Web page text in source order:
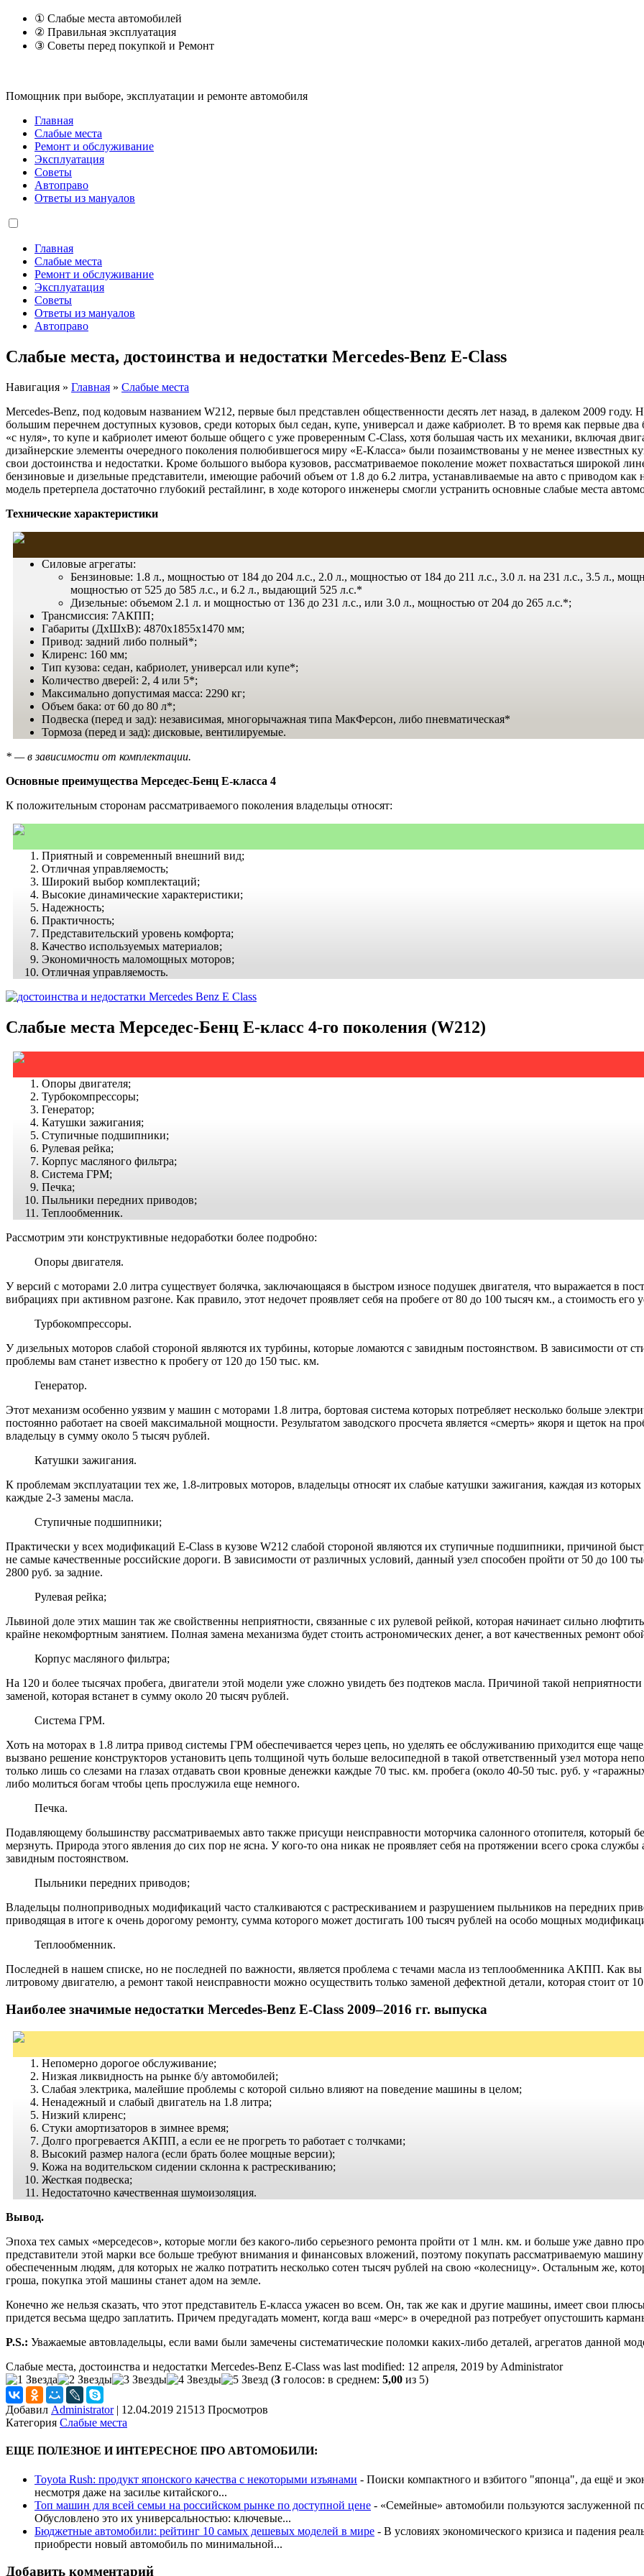
① Слабые места автомобилей
② Правильная эксплуатация
③ Советы перед покупкой и Ремонт
Помощник при выборе, эксплуатации и ремонте автомобиля
Главная
Слабые места
Ремонт и обслуживание
Эксплуатация
Советы
Автоправо
Ответы из мануалов
Главная
Слабые места
Ремонт и обслуживание
Эксплуатация
Советы
Ответы из мануалов
Автоправо
Слабые места, достоинства и недостатки Mercedes-Benz E-Class
Навигация » Главная » Слабые места
Mercedes-Benz, под кодовым названием W212, первые был представлен общественности десять лет назад, в далеком 2009 году.
большим перечнем доступных кузовов, среди которых был седан, купе, универсал и даже кабриолет. В то время как первые
«с нуля», то купе и кабриолет имеют больше общего с уже проверенным C-Class, хотя большая часть их механики, включая
дизайнерские элементы очередного поколения полюбившегося миру «Е-Класса» были позаимствованы у не менее известных
свои достоинства и недостатки. Кроме большого выбора кузовов, рассматриваемое поколение может похвастаться широкой
бензиновые и дизельные представители, имеющие рабочий объем от 1.8 до 6.2 литра, устанавливаемые на авто с приводом
модель претерпела достаточно глубокий рестайлинг, в ходе которого инженеры смогли устранить основные слабые места
Технические характеристики
Силовые агрегаты:
Бензиновые: 1.8 л., мощностью от 184 до 204 л.с., 2.0 л., мощностью от 184 до 211 л.с., 3.0 л. на 231 л.с., 3.5 л.,
мощностью от 525 до 585 л.с., и 6.2 л., выдающий 525 л.с.*
Дизельные: объемом 2.1 л. и мощностью от 136 до 231 л.с., или 3.0 л., мощностью от 204 до 265 л.с.*;
Трансмиссия: 7АКПП;
Габариты (ДхШхВ): 4870х1855х1470 мм;
Привод: задний либо полный*;
Клиренс: 160 мм;
Тип кузова: седан, кабриолет, универсал или купе*;
Количество дверей: 2, 4 или 5*;
Максимально допустимая масса: 2290 кг;
Объем бака: от 60 до 80 л*;
Подвеска (перед и зад): независимая, многорычажная типа МакФерсон, либо пневматическая*
Тормоза (перед и зад): дисковые, вентилируемые.
* — в зависимости от комплектации.
Основные преимущества Мерседес-Бенц Е-класса 4
К положительным сторонам рассматриваемого поколения владельцы относят:
Приятный и современный внешний вид;
Отличная управляемость;
Широкий выбор комплектаций;
Высокие динамические характеристики;
Надежность;
Практичность;
Представительский уровень комфорта;
Качество используемых материалов;
Экономичность маломощных моторов;
Отличная управляемость.
Слабые места Мерседес-Бенц Е-класс 4-го поколения (W212)
Опоры двигателя;
Турбокомпрессоры;
Генератор;
Катушки зажигания;
Ступичные подшипники;
Рулевая рейка;
Корпус масляного фильтра;
Система ГРМ;
Печка;
Пыльники передних приводов;
Теплообменник.
Рассмотрим эти конструктивные недоработки более подробно:
Опоры двигателя.
У версий с моторами 2.0 литра существует болячка, заключающаяся в быстром износе подушек двигателя, что выражается в
вибрациях при активном разгоне. Как правило, этот недочет проявляет себя на пробеге от 80 до 100 тысяч км., а стоимость его
Турбокомпрессоры.
У дизельных моторов слабой стороной являются их турбины, которые ломаются с завидным постоянством. В зависимости от
проблемы вам станет известно к пробегу от 120 до 150 тыс. км.
Генератор.
Этот механизм особенно уязвим у машин с моторами 1.8 литра, бортовая система которых потребляет несколько больше
постоянно работает на своей максимальной мощности. Результатом заводского просчета является «смерть» якоря и щеток на
владельцу в сумму около 5 тысяч рублей.
Катушки зажигания.
К проблемам эксплуатации тех же, 1.8-литровых моторов, владельцы относят их слабые катушки зажигания, каждая из
каждые 2-3 замены масла.
Ступичные подшипники;
Практически у всех модификаций E-Class в кузове W212 слабой стороной являются их ступичные подшипники, причиной
не самые качественные российские дороги. В зависимости от различных условий, данный узел способен пройти от 50 до 100
2800 руб. за задние.
Рулевая рейка;
Львиной доле этих машин так же свойственны неприятности, связанные с их рулевой рейкой, которая начинает сильно
крайне некомфортным занятием. Полная замена механизма будет стоить астрономических денег, а вот качественных ремонт
Корпус масляного фильтра;
На 120 и более тысячах пробега, двигатели этой модели уже сложно увидеть без подтеков масла. Причиной такой
заменой, которая встанет в сумму около 20 тысяч рублей.
Система ГРМ.
Хоть на моторах в 1.8 литра привод системы ГРМ обеспечивается через цепь, но уделять ее обслуживанию приходится еще
вызвано решение конструкторов установить цепь толщиной чуть больше велосипедной в такой ответственный узел мотора
только лишь со слезами на глазах отдавать свои кровные денежки каждые 70 тыс. км. пробега (около 40-50 тыс. руб. у
либо молиться богам чтобы цепь прослужила еще немного.
Печка.
Подавляющему большинству рассматриваемых авто также присущи неисправности моторчика салонного отопителя, который
мерзнуть. Природа этого явления до сих пор не ясна. У кого-то она никак не проявляет себя на протяжении всего срока
завидным постоянством.
Пыльники передних приводов;
Владельцы полноприводных модификаций часто сталкиваются с растрескиванием и разрушением пыльников на передних
приводящая в итоге к очень дорогому ремонту, сумма которого может достигать 100 тысяч рублей на особо мощных
Теплообменник.
Последней в нашем списке, но не последней по важности, является проблема с течами масла из теплообменника АКПП. Как
литровому двигателю, а ремонт такой неисправности можно осуществить только заменой дефектной детали, которая стоит от
Наиболее значимые недостатки Mercedes-Benz E-Class 2009–2016 гг. выпуска
Непомерно дорогое обслуживание;
Низкая ликвидность на рынке б/у автомобилей;
Слабая электрика, малейшие проблемы с которой сильно влияют на поведение машины в целом;
Ненадежный и слабый двигатель на 1.8 литра;
Низкий клиренс;
Стуки амортизаторов в зимнее время;
Долго прогревается АКПП, а если ее не прогреть то работает с толчками;
Высокий размер налога (если брать более мощные версии);
Кожа на водительском сидении склонна к растрескиванию;
Жесткая подвеска;
Недостаточно качественная шумоизоляция.
Вывод.
Эпоха тех самых «мерседесов», которые могли без какого-либо серьезного ремонта пройти от 1 млн. км. и больше уже давно
представители этой марки все больше требуют внимания и финансовых вложений, поэтому покупать рассматриваемую машину
обеспеченным людям, для которых не жалко потратить несколько сотен тысяч рублей на свою «колесницу». Остальным же,
гроша, покупка этой машины станет адом на земле.
Конечно же нельзя сказать, что этот представитель Е-класса ужасен во всем. Он, так же как и другие машины, имеет свои
придется весьма щедро заплатить. Причем предугадать момент, когда ваш «мерс» в очередной раз потребует опустошить
P.S.: Уважаемые автовладельцы, если вами были замечены систематические поломки каких-либо деталей, агрегатов данной
Слабые места, достоинства и недостатки Mercedes-Benz E-Class was last modified: 12 апреля, 2019 by Administrator
(3 голосов: в среднем: 5,00 из 5)
Добавил Administrator | 12.04.2019 21513 Просмотров
Категория Слабые места
ЕЩЕ ПОЛЕЗНОЕ И ИНТЕРЕСНОЕ ПРО АВТОМОБИЛИ:
Toyota Rush: продукт японского качества с некоторыми изъянами - Поиски компактного и взбитого "японца", да ещё и
несмотря даже на засилье китайского...
Топ машин для всей семьи на российском рынке по доступной цене - «Семейные» автомобили пользуются заслуженной
Обусловлено это их универсальностью: ключевые...
Бюджетные автомобили: рейтинг 10 самых дешевых моделей в мире - В условиях экономического кризиса и падения
приобрести новый автомобиль по минимальной...
Добавить комментарий